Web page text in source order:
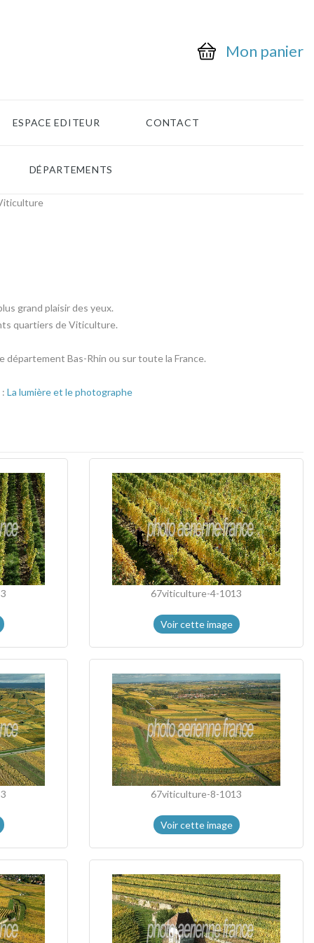
Mon panier
ESPACE EDITEUR CONTACT
DÉPARTEMENTS
grand plaisir des yeux.
quartiers de Viticulture.
département Bas-Rhin ou sur toute la France.
La lumière et le photographe
67viticulture-4-1013
Voir cette image
67viticulture-8-1013
Voir cette image